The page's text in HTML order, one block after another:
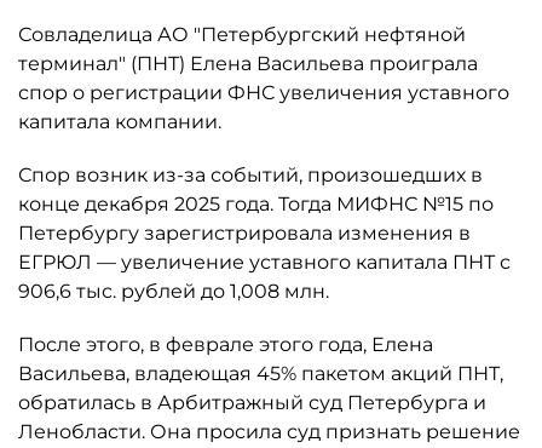
Совладелица АО "Петербургский нефтяной
терминал" (ПНТ) Елена Васильева проиграла
спор о регистрации ФНС увеличения уставного
капитала компании.
Спор возник из-за событий, произошедших в
конце декабря 2025 года. Тогда МИФНС №15 по
Петербургу зарегистрировала изменения в
ЕГРЮЛ — увеличение уставного капитала ПНТ с
906,6 тыс. рублей до 1,008 млн.
После этого, в феврале этого года, Елена
Васильева, владеющая 45% пакетом акций ПНТ,
обратилась в Арбитражный суд Петербурга и
Ленобласти. Она просила суд признать решение